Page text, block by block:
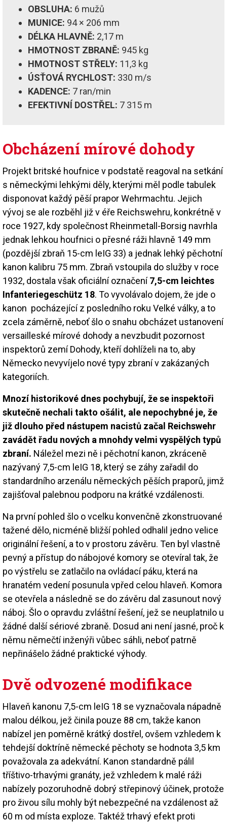
OBSLUHA: 6 mužů
MUNICE: 94 × 206 mm
DÉLKA HLAVNĚ: 2,17 m
HMOTNOST ZBRANĚ: 945 kg
HMOTNOST STŘELY: 11,3 kg
ÚSŤOVÁ RYCHLOST: 330 m/s
KADENCE: 7 ran/min
EFEKTIVNÍ DOSTŘEL: 7 315 m
Obcházení mírové dohody
Projekt britské houfnice v podstatě reagoval na setkání
s německými lehkými děly, kterými měl podle tabulek
disponovat každý pěší prapor Wehrmachtu. Jejich
vývoj se ale rozběhl již v éře Reichswehru, konkrétně v
roce 1927, kdy společnost Rheinmetall-Borsig navrhla
jednak lehkou houfnici o přesné ráži hlavně 149 mm
(pozdější zbraň 15-cm leIG 33) a jednak lehký pěchotní
kanon kalibru 75 mm. Zbraň vstoupila do služby v roce
1932, dostala však oficiální označení7,5-cm leichtes
Infanteriegeschütz 18. To vyvolávalo dojem, že jde o
kanon pocházející z posledního roku Velké války, a to
zcela záměrně, neboť šlo o snahu obcházet ustanovení
versailleské mírové dohody a nevzbudit pozornost
inspektorů zemí Dohody, kteří dohlíželi na to, aby
Německo nevyvíjelo nové typy zbraní v zakázaných
kategoriích.
Mnozí historikové dnes pochybují, že se inspektoři
skutečně nechali takto ošálit, ale nepochybné je, že
již dlouho před nástupem nacistů začal Reichswehr
zavádět řadu nových a mnohdy velmi vyspělých typů
zbraní. Náležel mezi ně i pěchotní kanon, zkráceně
nazývaný 7,5-cm leIG 18, který se záhy zařadil do
standardního arzenálu německých pěších praporů, jimž
zajišťoval palebnou podporu na krátké vzdálenosti.
Na první pohled šlo o vcelku konvenčně zkonstruované
tažené dělo, nicméně bližší pohled odhalil jedno velice
originální řešení, a to v prostoru závěru. Ten byl vlastně
pevný a přístup do nábojové komory se otevíral tak, že
po výstřelu se zatlačilo na ovládací páku, která na
hranatém vedení posunula vpřed celou hlaveň. Komora
se otevřela a následně se do závěru dal zasunout nový
náboj. Šlo o opravdu zvláštní řešení, jež se neuplatnilo u
žádné další sériové zbraně. Dosud ani není jasné, proč k
němu němečtí inženýři vůbec sáhli, neboť patrně
nepřinášelo žádné praktické výhody.
Dvě odvozené modifikace
Hlaveň kanonu 7,5-cm leIG 18 se vyznačovala nápadně
malou délkou, jež činila pouze 88 cm, takže kanon
nabízel jen poměrně krátký dostřel, ovšem vzhledem k
tehdejší doktríně německé pěchoty se hodnota 3,5 km
považovala za adekvátní. Kanon standardně pálil
tříštivo-trhavými granáty, jež vzhledem k malé ráži
nabízely pozoruhodně dobrý střepinový účinek, protože
pro živou sílu mohly být nebezpečné na vzdálenost až
60 m od místa exploze. Taktéž trhavý efekt proti